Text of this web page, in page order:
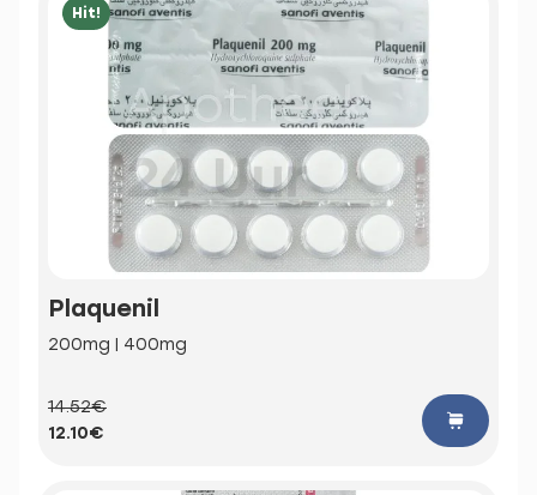
Hit!
Plaquenil
200mg | 400mg
14.52€
12.10€